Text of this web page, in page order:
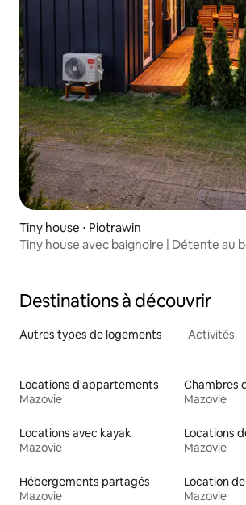
Tiny house ⋅ Piotrawin
Tiny house avec baignoire | Détente au
Destinations à découvrir
Autres types de logements Activités
Locations d'appartements
Mazovie
Chambres
Mazovie
Locations avec kayak
Mazovie
Locations
Mazovie
Hébergements partagés
Mazovie
Location
Mazovie